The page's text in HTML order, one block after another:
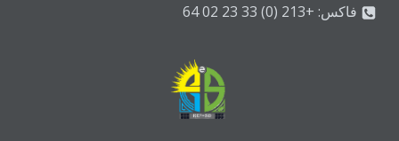
فاكس: +213 (0) 33 23 02 64